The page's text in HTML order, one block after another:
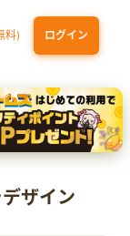
料) ログイン
家族カード発行）
セットプラン
ザイン